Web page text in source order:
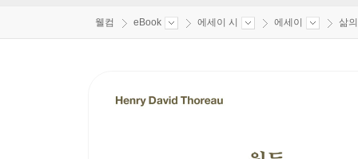
웰컴 eBook 에세이 시 에세이 삶